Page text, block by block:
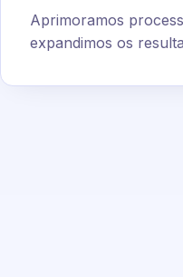
Aprimoramos
expandimos os